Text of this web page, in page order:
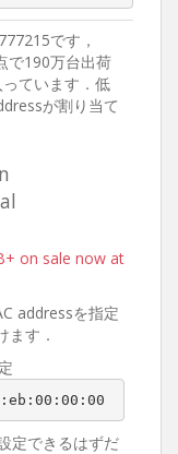
です，
で190万台出荷
ています．低
が割り当て
on sale now at
addressを指定
ます．
定できるはずだ